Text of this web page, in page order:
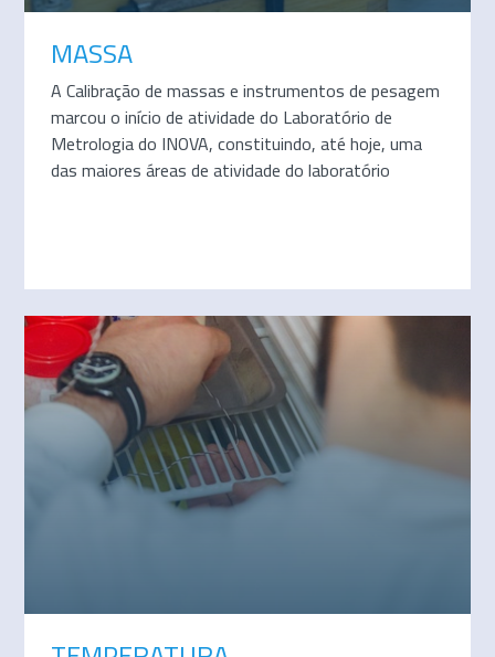
MASSA
A Calibração de massas e instrumentos de pesagem
marcou o início de atividade do Laboratório de
Metrologia do INOVA, constituindo, até hoje, uma
das maiores áreas de atividade do laboratório